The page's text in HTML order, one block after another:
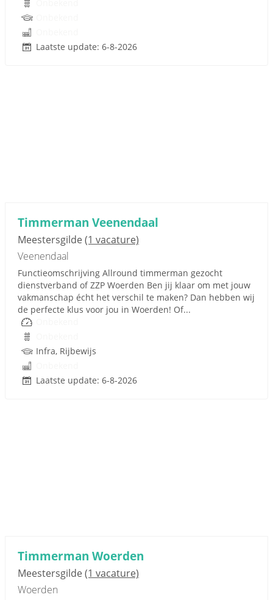
Laatste update: 6-8-2026
Timmerman Veenendaal
Meestersgilde(1 vacature)
Veenendaal
Functieomschrijving Allround timmerman gezocht
dienstverband of ZZP Woerden Ben jij klaar om met jouw
vakmanschap écht het verschil te maken? Dan hebben wij
de perfecte klus voor jou in Woerden! Of...
Infra, Rijbewijs
Laatste update: 6-8-2026
Timmerman Woerden
Meestersgilde(1 vacature)
Woerden